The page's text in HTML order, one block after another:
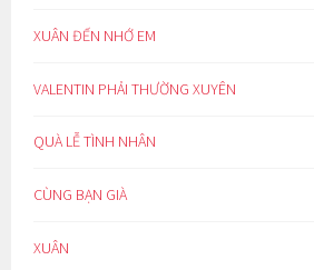
XUÂN ĐẾN NHỚ EM
VALENTIN PHẢI THƯỜNG XUYÊN
QUÀ LỄ TÌNH NHÂN
CÙNG BẠN GIÀ
XUÂN